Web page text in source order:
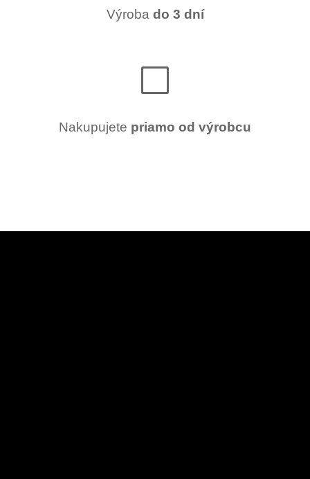
Výroba do 3 dní
Nakupujete priamo od výrobcu